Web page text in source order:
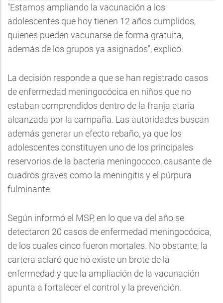
"Estamos ampliando la vacunación a los
adolescentes que hoy tienen 12 años cumplidos,
quienes pueden vacunarse de forma gratuita,
además de los grupos ya asignados", explicó.
La decisión responde a que se han registrado casos
de enfermedad meningocócica en niños que no
estaban comprendidos dentro de la franja etaria
alcanzada por la campaña. Las autoridades buscan
además generar un efecto rebaño, ya que los
adolescentes constituyen uno de los principales
reservorios de la bacteria meningococo, causante de
cuadros graves como la meningitis y el púrpura
fulminante.
Según informó el MSP, en lo que va del año se
detectaron 20 casos de enfermedad meningocócica,
de los cuales cinco fueron mortales. No obstante, la
cartera aclaró que no existe un brote de la
enfermedad y que la ampliación de la vacunación
apunta a fortalecer el control y la prevención.